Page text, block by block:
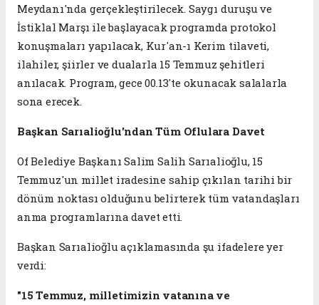
Meydanı'nda gerçekleştirilecek. Saygı duruşu ve
İstiklal Marşı ile başlayacak programda protokol
konuşmaları yapılacak, Kur'an-ı Kerim tilaveti,
ilahiler, şiirler ve dualarla 15 Temmuz şehitleri
anılacak. Program, gece 00.13'te okunacak salalarla
sona erecek.
Başkan Sarıalioğlu'ndan Tüm Oflulara Davet
Of Belediye Başkanı Salim Salih Sarıalioğlu, 15
Temmuz'un millet iradesine sahip çıkılan tarihi bir
dönüm noktası olduğunu belirterek tüm vatandaşları
anma programlarına davet etti.
Başkan Sarıalioğlu açıklamasında şu ifadelere yer
verdi:
"15 Temmuz, milletimizin vatanına ve